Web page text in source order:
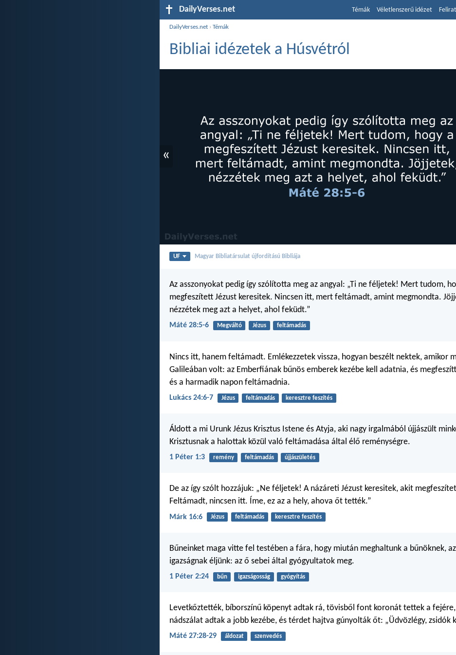
DailyVerses.net Témák Véletlenszerű idézet
DailyVerses.net ›Témák
Bibliai idézetek a Húsvétról
«
UF Magyar Bibliatársulat újfordítású Bibliája
Az asszonyokat pedig így szólította meg az angyal: „Ti ne féljetek! Mert tudom,
megfeszített Jézust keresitek. Nincsen itt, mert feltámadt, amint megmondta.
nézzétek meg azt a helyet, ahol feküdt.”
Máté 28:5-6 Megváltó Jézus feltámadás
Nincs itt, hanem feltámadt. Emlékezzetek vissza, hogyan beszélt nektek, amikor
Galileában volt: az Emberfiának bűnös emberek kezébe kell adatnia, és
és a harmadik napon feltámadnia.
Lukács 24:6-7 Jézus feltámadás keresztre feszítés
Áldott a mi Urunk Jézus Krisztus Istene és Atyja, aki nagy irgalmából újjászült
Krisztusnak a halottak közül való feltámadása által élő reménységre.
1 Péter 1:3 remény feltámadás újjászületés
De az így szólt hozzájuk: „Ne féljetek! A názáreti Jézust keresitek, akit
Feltámadt, nincsen itt. Íme, ez az a hely, ahova őt tették.”
Márk 16:6 Jézus feltámadás keresztre feszítés
Bűneinket maga vitte fel testében a fára, hogy miután meghaltunk a bűnöknek, az
igazságnak éljünk: az ő sebei által gyógyultatok meg.
1 Péter 2:24 bűn igazságosság gyógyítás
Levetkőztették, bíborszínű köpenyt adtak rá, tövisből font koronát tettek a fejére,
nádszálat adtak a jobb kezébe, és térdet hajtva gúnyolták őt: „Üdvözlégy, zsidók
Máté 27:28-29 áldozat szenvedés